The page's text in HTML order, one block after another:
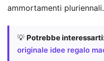
ammortamenti pluriennali.
💡 Potrebbe
originale idee regalo